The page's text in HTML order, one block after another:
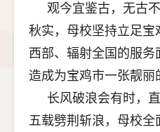
观今宜鉴古，无古
秋实，母校坚持立足宝
西部、辐射全国的服
造成为宝鸡市一张靓丽
长风破浪会有时，
五载劈荆斩浪，母校